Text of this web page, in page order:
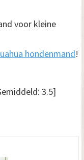
voor kleine
hondenmand!
3.5]